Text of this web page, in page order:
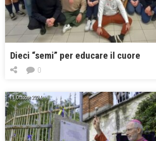
Dieci “semi” per educare il cuore
0
11 Ottobre 2024